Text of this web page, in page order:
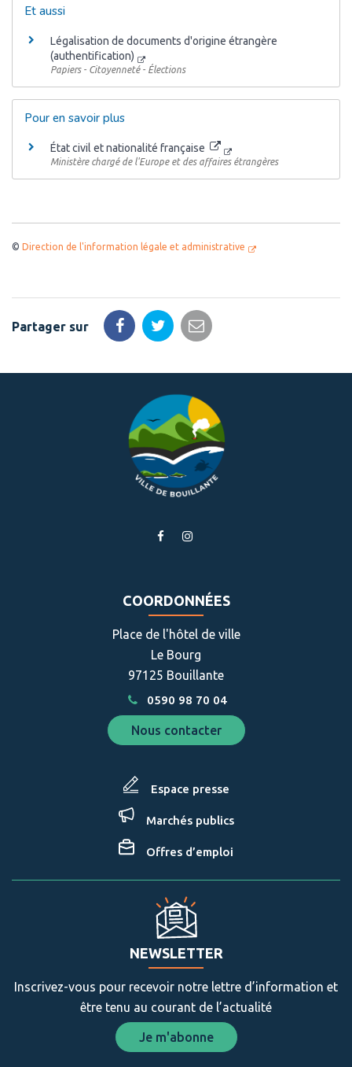
Et aussi
Légalisation de documents d'origine étrangère
(authentification)
Papiers - Citoyenneté - Élections
Pour en savoir plus
État civil et nationalité française
Ministère chargé de l'Europe et des affaires étrangères
© Direction de l'information légale et administrative
Partager sur
Partager
Facebook
Partager
Twitter
Partager
email
Lien
compte
Facebook
compte
Instagram
COORDONNÉES
Place de l'hôtel de ville
Le Bourg
97125 Bouillante
0590 98 70 04
Nous contacter
Espace presse
Marchés publics
Offres d’emploi
NEWSLETTER
Inscrivez-vous pour recevoir notre lettre d’information et
être tenu au courant de l’actualité
Je m'abonne